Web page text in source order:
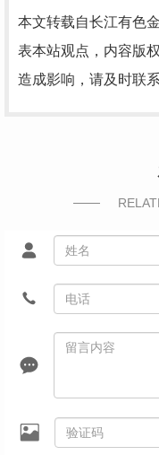
本文转载自长江有色
表本站观点，内容版
造成影响，请及时联